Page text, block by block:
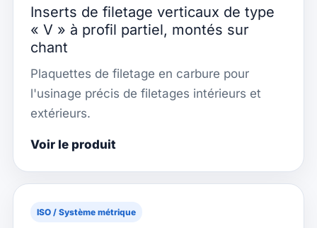
Inserts de filetage verticaux de type
« V » à profil partiel, montés sur
chant
Plaquettes de filetage en carbure pour
l'usinage précis de filetages intérieurs et
extérieurs.
Voir le produit
ISO / Système métrique